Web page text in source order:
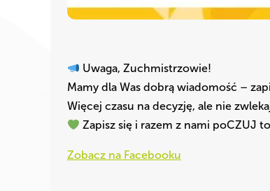
Uwaga, Zuchmistrzowie!
Mamy dla Was dobrą wiadomość –
Więcej czasu na decyzję, ale nie
Zapisz się i razem z nami poCZUJ
Zobacz na Facebooku